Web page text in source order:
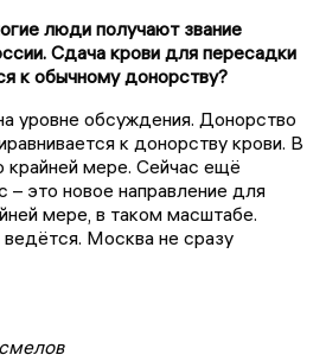
люди получают звание
Сдача крови для пересадки
к обычному донорству?
уровне обсуждения. Донорство
к донорству крови. В
крайней мере. Сейчас ещё
– это новое направление для
мере, в таком масштабе.
Москва не сразу